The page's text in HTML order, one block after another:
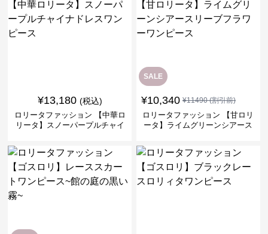
¥13,180 (税込)
ロリータファッション 【中華ロ
リータ】スノーパープルチャイ
SALE
¥10,340 ¥11490(割引前)
ロリータファッション 【甘ロリ
ータ】ライムグリーンシアース